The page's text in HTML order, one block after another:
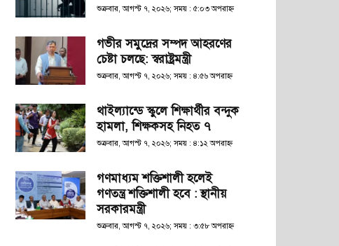
শুক্রবার, আগস্ট ৭, ২০২৬; সময় : ৫:০৩ অপরাহ্ণ
গভীর সমুদ্রের সম্পদ আহরণের
চেষ্টা চলছে: স্বরাষ্ট্রমন্ত্রী
শুক্রবার, আগস্ট ৭, ২০২৬; সময় : ৪:৫৬ অপরাহ্ণ
থাইল্যান্ডে স্কুলে শিক্ষার্থীর বন্দুক
হামলা, শিক্ষকসহ নিহত ৭
শুক্রবার, আগস্ট ৭, ২০২৬; সময় : ৪:১২ অপরাহ্ণ
গণমাধ্যম শক্তিশালী হলেই
গণতন্ত্র শক্তিশালী হবে : স্থানীয়
সরকারমন্ত্রী
শুক্রবার, আগস্ট ৭, ২০২৬; সময় : ৩:৫৮ অপরাহ্ণ